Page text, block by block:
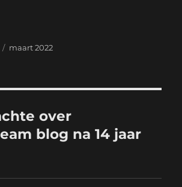
e Geplaatst
maart 2022
over
blog na 14 jaar